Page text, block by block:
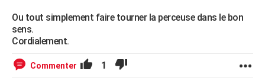
FORUM
Ou tout simplement faire tourner la perceuse dans le bon
sens.
Cordialement.
Commenter 1